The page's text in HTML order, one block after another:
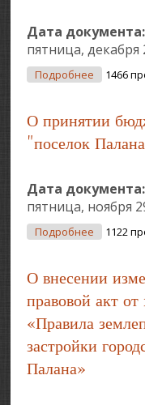
Дата документа:
пятница, декабря
Подробнее О НПА "О
Период
1466
О принятии
"поселок
Дата документа:
пятница, ноября
Подробнее О О
1122
О внесении
правовой акт от
«Правила
застройки
Палана»